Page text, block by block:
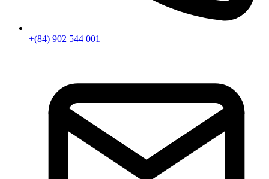
+(84) 902 544 001